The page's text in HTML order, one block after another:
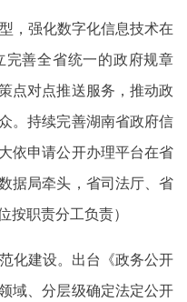
强化数字化信息技术在
善全省统一的政府规章
点对点推送服务，推动政
。持续完善湖南省政府信
依申请公开办理平台在省
据局牵头，省司法厅、省
职责分工负责）
建设。出台《政务公开
域、分层级确定法定公开